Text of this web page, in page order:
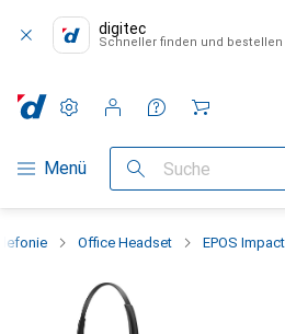
digitec
Schneller finden und bestellen
Navigation nach Kategorien
Menü Suche
Einstellungen
Kundenkonto
Vergleichslisten
Merklisten
Warenkorb
Office Headset EPOS